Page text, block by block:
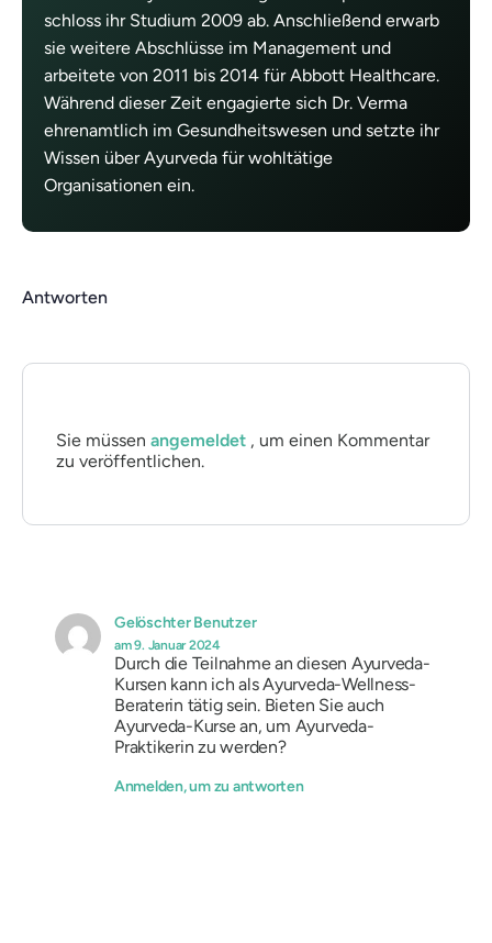
schloss ihr Studium 2009 ab. Anschließend erwarb
sie weitere Abschlüsse im Management und
arbeitete von 2011 bis 2014 für Abbott Healthcare.
Während dieser Zeit engagierte sich Dr. Verma
ehrenamtlich im Gesundheitswesen und setzte ihr
Wissen über Ayurveda für wohltätige
Organisationen ein.
Antworten
Sie müssen angemeldet , um einen Kommentar
zu veröffentlichen.
Gelöschter Benutzer
am 9. Januar 2024
Durch die Teilnahme an diesen Ayurveda-
Kursen kann ich als Ayurveda-Wellness-
Beraterin tätig sein. Bieten Sie auch
Ayurveda-Kurse an, um Ayurveda-
Praktikerin zu werden?
Anmelden, um zu antworten